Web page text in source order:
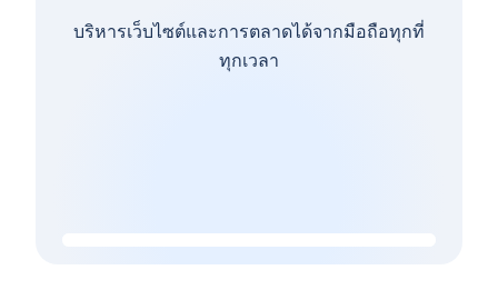
บริหารเว็บไซต์และการตลาดได้จากมือถือทุกที่
ทุกเวลา